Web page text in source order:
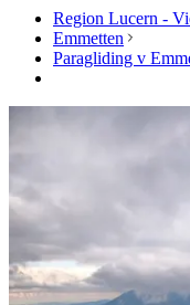
Region Lucern -
Emmetten
Paragliding v